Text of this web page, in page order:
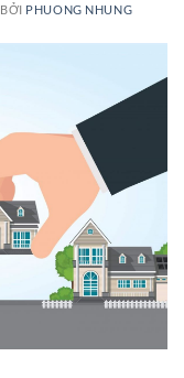
BỞI PHUONG NHUNG